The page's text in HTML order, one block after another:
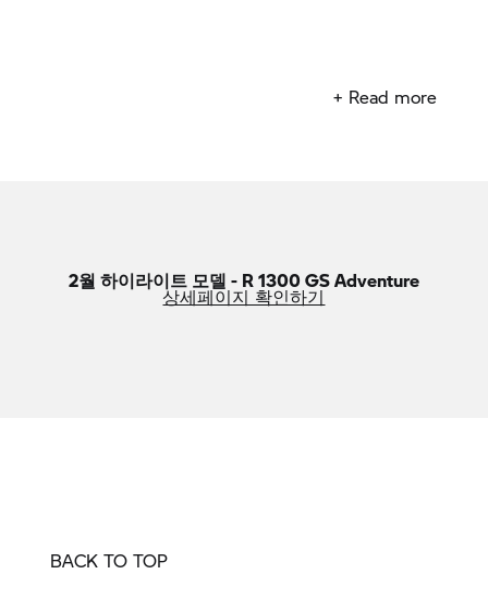
+ Read more
2월 하이라이트 모델 - R 1300 GS Adventure
상세페이지 확인하기
BACK TO TOP